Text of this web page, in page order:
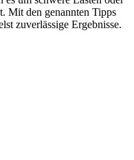
Mit den genannten Tipps
zuverlässige Ergebnisse.